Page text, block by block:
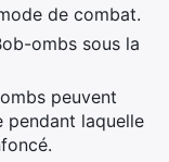
de combat.
ombs sous la
peuvent
pendant laquelle